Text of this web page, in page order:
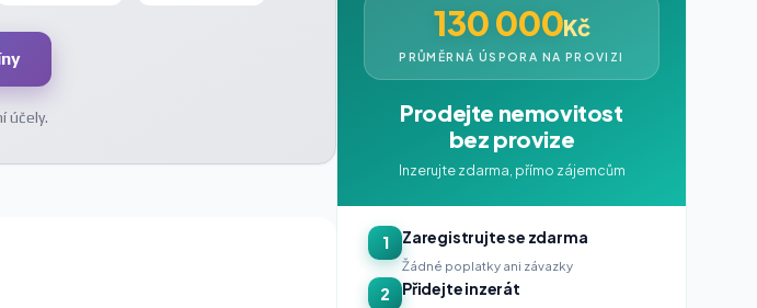
účely.
130 000Kč
PRŮMĚRNÁ ÚSPORA NA PROVIZI
Prodejte nemovitost
bez provize
Inzerujte zdarma, přímo zájemcům
1 Zaregistrujte se zdarma
Žádné poplatky ani závazky
2 Přidejte inzerát